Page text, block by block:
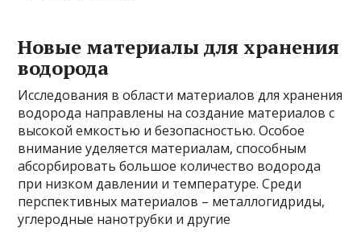
Новые материалы для хранения
водорода
Исследования в области материалов для хранения
водорода направлены на создание материалов с
высокой емкостью и безопасностью. Особое
внимание уделяется материалам, способным
абсорбировать большое количество водорода
при низком давлении и температуре. Среди
перспективных материалов – металлогидриды,
углеродные нанотрубки и другие